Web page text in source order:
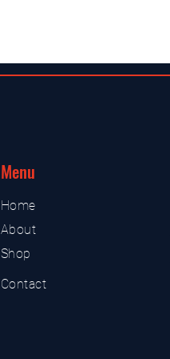
Menu
Home
About
Shop
Contact